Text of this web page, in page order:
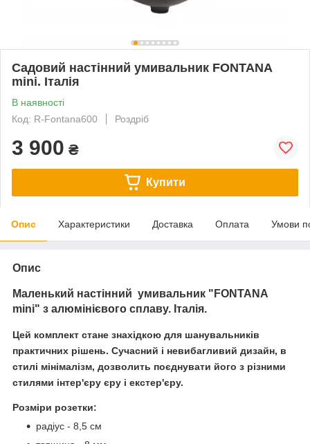
Садовий настінний умивальник FONTANA
mini. Італія
В наявності
Код: R-Fontana600
Роздріб
3 900 ₴
Купити
Опис Характеристики Доставка Оплата Умови
Опис
Маленький настінний умивальник "FONTANA
mini" з алюмінієвого сплаву. Італія.
Цей комплект стане знахідкою для шанувальників
практичних рішень. Сучасний і невибагливий дизайн, в
стилі мінімалізм, дозволить поєднувати його з різними
стилями інтер'єру єру і екстер'єру.
Розміри розетки:
радіус - 8,5 см